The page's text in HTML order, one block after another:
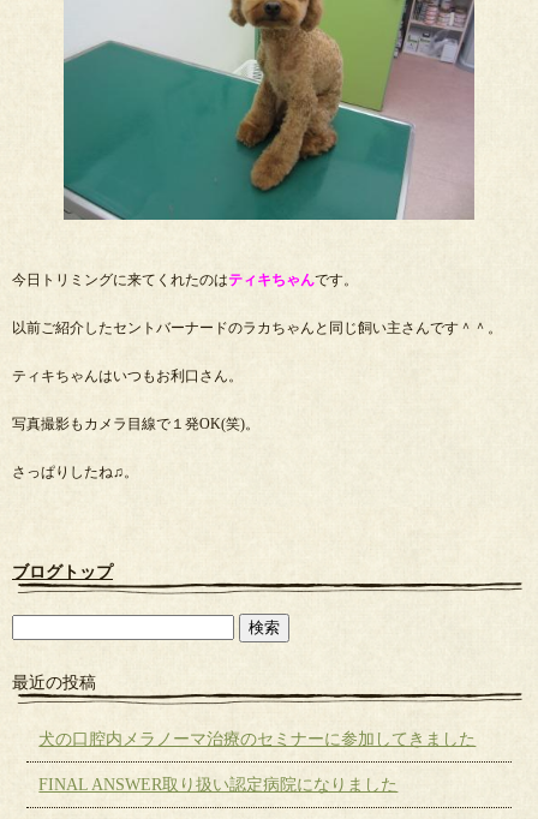
今日トリミングに来てくれたのはティキちゃんです。
以前ご紹介したセントバーナードのラカちゃんと同じ飼い主さんです＾＾。
ティキちゃんはいつもお利口さん。
写真撮影もカメラ目線で１発OK(笑)。
さっぱりしたね♫。
ブログトップ
最近の投稿
犬の口腔内メラノーマ治療のセミナーに参加してきました
FINAL ANSWER取り扱い認定病院になりました